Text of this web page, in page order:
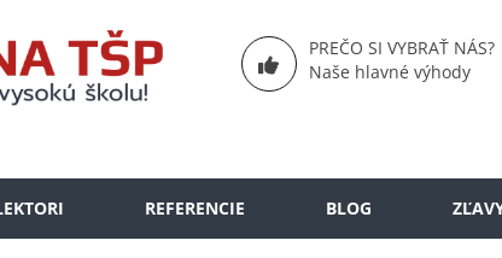
PREČO SI VYBRAŤ NÁS?
Naše hlavné výhody
REFERENCIE BLOG